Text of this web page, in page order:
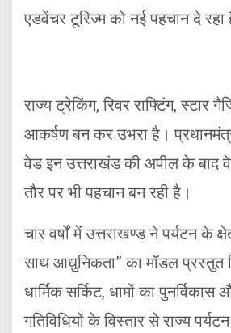
एडवेंचर टूरिज्म को नई पहचान दे रहा
राज्य ट्रेकिंग, रिवर राफ्टिंग, स्टार
आकर्षण बन कर उभरा है।
वेड इन उत्तराखंड की अपील के बाद
तौर पर भी पहचान बन रही है।
चार वर्षों में उत्तराखण्ड ने पर्यटन के
साथ आधुनिकता” का मॉडल प्रस्तुत
धार्मिक सर्किट, धामों का
गतिविधियों के विस्तार से राज्य